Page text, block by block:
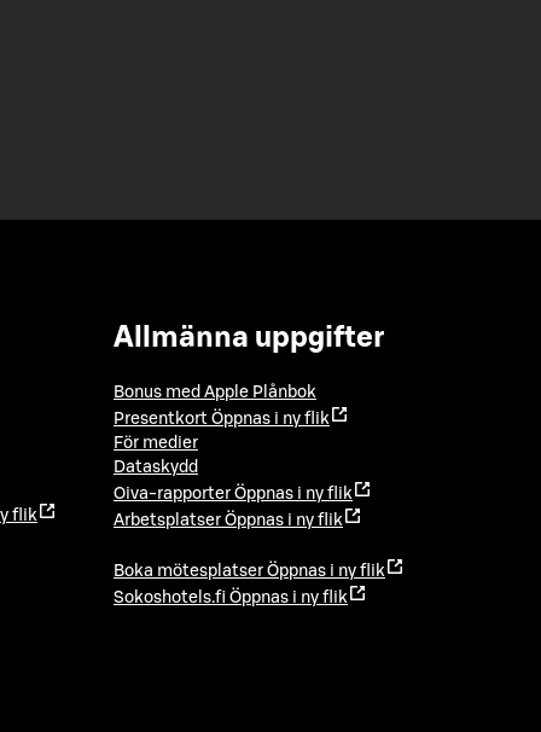
flik
Allmänna uppgifter
Bonus med Apple Plånbok
Presentkort Öppnas i ny flik
För medier
Dataskydd
Oiva-rapporter Öppnas i ny flik
Arbetsplatser Öppnas i ny flik
Boka mötesplatser Öppnas i ny flik
Sokoshotels.fi Öppnas i ny flik